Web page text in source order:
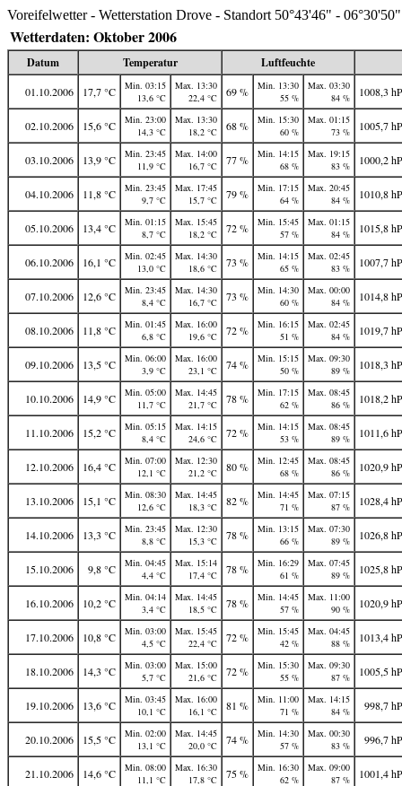
Voreifelwetter - Wetterstation Drove - Standort 50°43'46" - 06°30'50"
Wetterdaten: Oktober 2006
Datum Temperatur Luftfeuchte
01.10.2006 17,7 °C
Min. 03:15
13,6 °C
Max. 13:30
22,4 °C
69 %
Min. 13:30
55 %
Max. 03:30
84 %
1008,3
02.10.2006 15,6 °C
Min. 23:00
14,3 °C
Max. 13:30
18,2 °C
68 %
Min. 15:30
60 %
Max. 01:15
73 %
1005,7
03.10.2006 13,9 °C
Min. 23:45
11,9 °C
Max. 14:00
16,7 °C
77 %
Min. 14:15
68 %
Max. 19:15
83 %
1000,2
04.10.2006 11,8 °C
Min. 23:45
9,7 °C
Max. 17:45
15,7 °C
79 %
Min. 17:15
64 %
Max. 20:45
84 %
1010,8
05.10.2006 13,4 °C
Min. 01:15
8,7 °C
Max. 15:45
18,2 °C
72 %
Min. 15:45
57 %
Max. 01:15
84 %
1015,8
06.10.2006 16,1 °C
Min. 02:45
13,0 °C
Max. 14:30
18,6 °C
73 %
Min. 14:15
65 %
Max. 02:45
83 %
1007,7
07.10.2006 12,6 °C
Min. 23:45
8,4 °C
Max. 14:30
16,7 °C
73 %
Min. 14:30
60 %
Max. 00:00
84 %
1014,8
08.10.2006 11,8 °C
Min. 01:45
6,8 °C
Max. 16:00
19,6 °C
72 %
Min. 16:15
51 %
Max. 02:45
84 %
1019,7
09.10.2006 13,5 °C
Min. 06:00
3,9 °C
Max. 16:00
23,1 °C
74 %
Min. 15:15
50 %
Max. 09:30
89 %
1018,3
10.10.2006 14,9 °C
Min. 05:00
11,7 °C
Max. 14:45
21,7 °C
78 %
Min. 17:15
62 %
Max. 08:45
86 %
1018,2
11.10.2006 15,2 °C
Min. 05:15
8,4 °C
Max. 14:15
24,6 °C
72 %
Min. 14:15
53 %
Max. 08:45
89 %
1011,6
12.10.2006 16,4 °C
Min. 07:00
12,1 °C
Max. 12:30
21,2 °C
80 %
Min. 12:45
68 %
Max. 08:45
86 %
1020,9
13.10.2006 15,1 °C
Min. 08:30
12,6 °C
Max. 14:45
18,3 °C
82 %
Min. 14:45
71 %
Max. 07:15
87 %
1028,4
14.10.2006 13,3 °C
Min. 23:45
8,8 °C
Max. 12:30
15,3 °C
78 %
Min. 13:15
66 %
Max. 07:30
89 %
1026,8
15.10.2006 9,8 °C
Min. 04:45
4,4 °C
Max. 15:14
17,4 °C
78 %
Min. 16:29
61 %
Max. 07:45
89 %
1025,8
16.10.2006 10,2 °C
Min. 04:14
3,4 °C
Max. 14:45
18,5 °C
78 %
Min. 14:45
57 %
Max. 11:00
90 %
1020,9
17.10.2006 10,8 °C
Min. 03:00
4,5 °C
Max. 15:45
22,4 °C
72 %
Min. 15:45
42 %
Max. 04:45
88 %
1013,4
18.10.2006 14,3 °C
Min. 03:00
5,7 °C
Max. 15:00
21,6 °C
72 %
Min. 15:30
55 %
Max. 09:30
87 %
1005,5
19.10.2006 13,6 °C
Min. 03:45
10,1 °C
Max. 16:00
16,1 °C
81 %
Min. 11:00
71 %
Max. 14:15
84 %
998,7
20.10.2006 15,5 °C
Min. 02:00
13,1 °C
Max. 14:45
20,0 °C
74 %
Min. 14:30
57 %
Max. 00:30
83 %
996,7
21.10.2006 14,6 °C
Min. 08:00
11,1 °C
Max. 16:30
17,8 °C
75 %
Min. 16:30
62 %
Max. 09:00
87 %
1001,4